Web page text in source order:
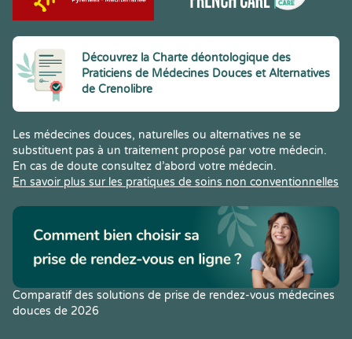
Découvrez la Charte déontologique des
Praticiens de Médecines Douces et Alternatives
de Crenolibre
Les médecines douces, naturelles ou alternatives ne se
substituent pas à un traitement proposé par votre médecin.
En cas de doute consultez d’abord votre médecin.
En savoir plus sur les pratiques de soins non conventionnelles
Comparatif des solutions de prise de rendez-vous médecines
douces de 2026